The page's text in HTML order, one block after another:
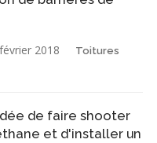
2018 Toitures
de faire shooter
et d'installer un